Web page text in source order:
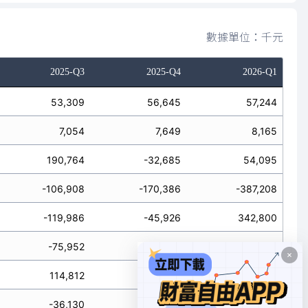
數據單位：千元
2025-Q3 2025-Q4 2026-Q1
53,309 56,645 57,244
7,054 7,649 8,165
190,764 -32,685 54,095
-106,908 -170,386 -387,208
-119,986 -45,926 342,800
-75,952 -63,387
114,812 -96,072 29,921
-36,130 -248,997 9,687